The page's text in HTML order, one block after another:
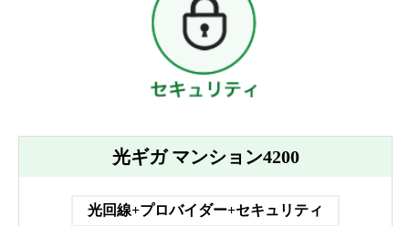
光ギガ マンション4200
光回線+プロバイダー+セキュリティ